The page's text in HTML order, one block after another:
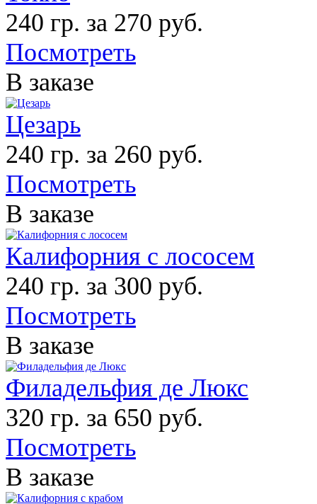
240 гр. за 270 руб.
Посмотреть
В заказе
Цезарь
240 гр. за 260 руб.
Посмотреть
В заказе
Калифорния с лососем
240 гр. за 300 руб.
Посмотреть
В заказе
Филадельфия де Люкс
320 гр. за 650 руб.
Посмотреть
В заказе